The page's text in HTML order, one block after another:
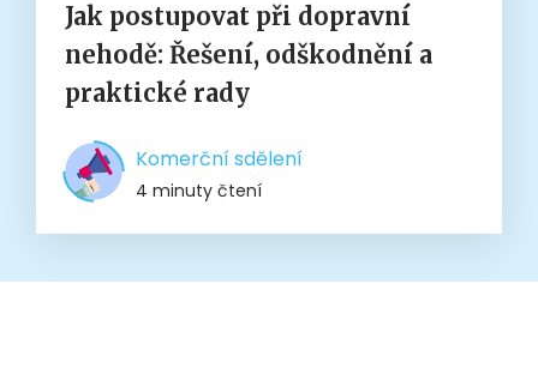
Jak postupovat při dopravní
nehodě: Řešení, odškodnění a
praktické rady
Komerční sdělení
4 minuty čtení